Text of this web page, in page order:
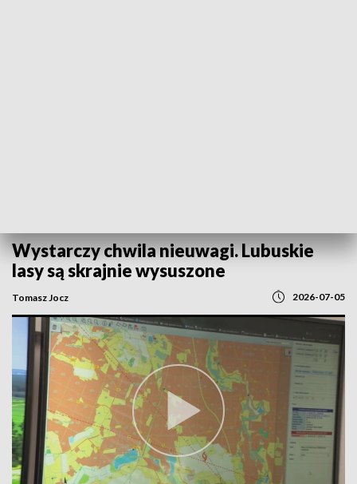
Wystarczy chwila nieuwagi. Lubuskie
lasy są skrajnie wysuszone
Tomasz Jocz 2026-07-05